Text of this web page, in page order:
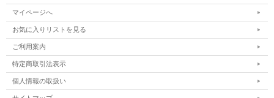
マイページへ
お気に入りリストを見る
ご利用案内
特定商取引法表示
個人情報の取扱い